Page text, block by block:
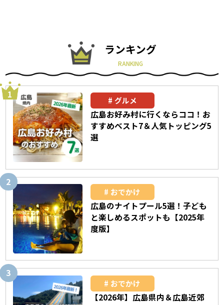
ランキング
RANKING
グルメ
広島お好み村に行くならココ！お
すすめベスト7＆人気トッピング5
選
おでかけ
広島のナイトプール5選！子ども
と楽しめるスポットも【2025年
度版】
おでかけ
【2026年】広島県内＆広島近郊